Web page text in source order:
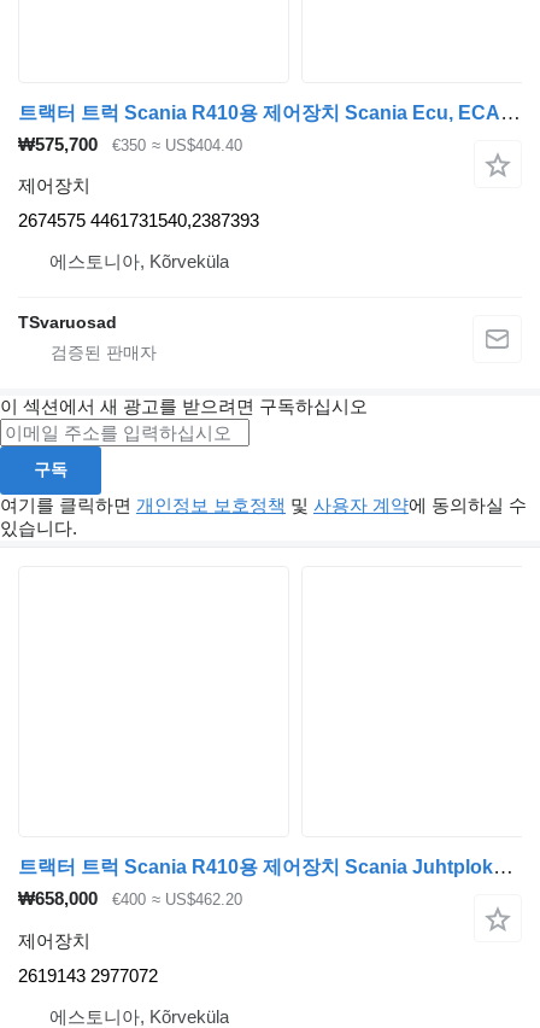
트랙터 트럭 Scania R410용 제어장치 Scania Ecu, ECAS 2674575
₩575,700 €350 ≈ US$404.40
제어장치
2674575 4461731540,2387393
에스토니아, Kõrveküla
TSvaruosad
이 섹션에서 새 광고를 받으려면 구독하십시오
구독
여기를 클릭하면 개인정보 보호정책 및 사용자 계약에 동의하실 수
있습니다.
트랙터 트럭 Scania R410용 제어장치 Scania Juhtplokk 2619143
₩658,000 €400 ≈ US$462.20
제어장치
2619143 2977072
에스토니아, Kõrveküla